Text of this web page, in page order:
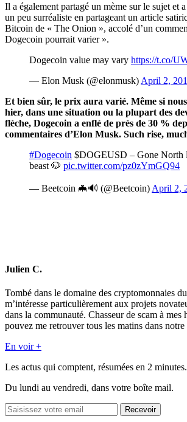
Il a également partagé un mème sur le sujet et
un peu surréaliste en partageant un article
Bitcoin de « The Onion », accolé d’un
Dogecoin pourrait varier ».
Dogecoin value may vary https://t.co/
— Elon Musk (@elonmusk) April 2,
Et bien sûr, le prix aura varié. Même si
hier, dans une situation ou la plupart des
flèche, Dogecoin a enflé de près de 30 %
commentaires d’Elon Musk. Such rise,
#Dogecoin $DOGEUSD – Gone North
beast 🐶 pic.twitter.com/pz0zYmGQ94
— Beetcoin 🦇🔊 (@Beetcoin) April 2,
Julien C.
Tombé dans le domaine des cryptomonnaies
m’intéresse particulièrement aux projets
dans la communauté. Chasseur de scam à mes
pouvez me retrouver tous les matins dans
En voir +
Les actus qui comptent, résumées en 2 minutes.
Du lundi au vendredi, dans votre boîte mail.
Recevoir